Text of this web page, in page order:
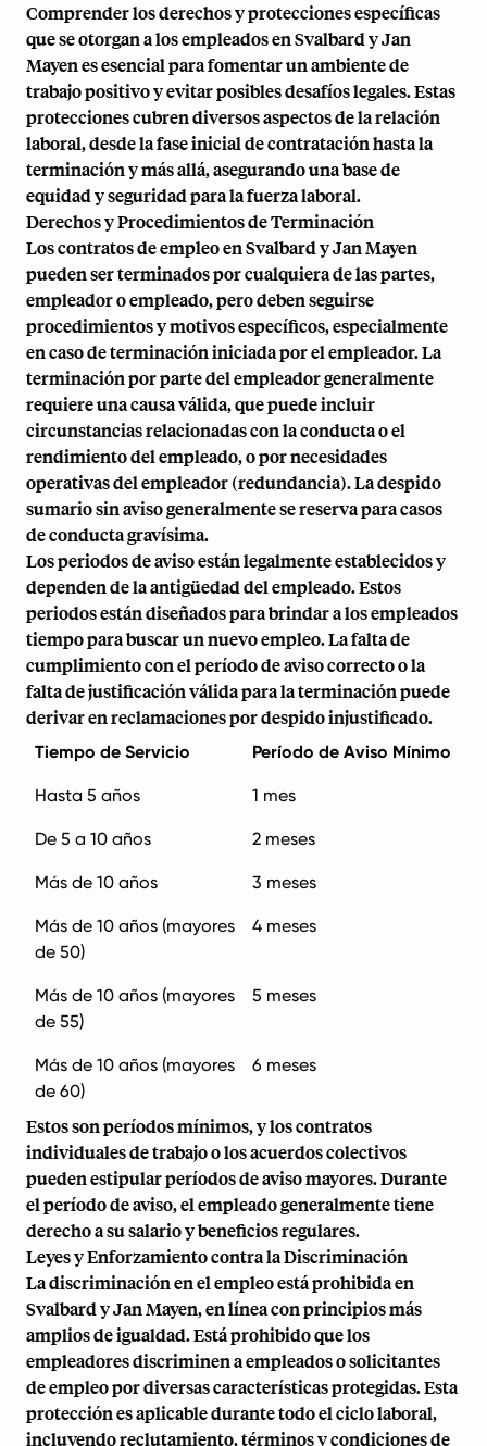
Comprender los derechos y protecciones específicas
que se otorgan a los empleados en Svalbard y Jan
Mayen es esencial para fomentar un ambiente de
trabajo positivo y evitar posibles desafíos legales. Estas
protecciones cubren diversos aspectos de la relación
laboral, desde la fase inicial de contratación hasta la
terminación y más allá, asegurando una base de
equidad y seguridad para la fuerza laboral.
Derechos y Procedimientos de Terminación
Los contratos de empleo en Svalbard y Jan Mayen
pueden ser terminados por cualquiera de las partes,
empleador o empleado, pero deben seguirse
procedimientos y motivos específicos, especialmente
en caso de terminación iniciada por el empleador. La
terminación por parte del empleador generalmente
requiere una causa válida, que puede incluir
circunstancias relacionadas con la conducta o el
rendimiento del empleado, o por necesidades
operativas del empleador (redundancia). La despido
sumario sin aviso generalmente se reserva para casos
de conducta gravísima.
Los periodos de aviso están legalmente establecidos y
dependen de la antigüedad del empleado. Estos
periodos están diseñados para brindar a los empleados
tiempo para buscar un nuevo empleo. La falta de
cumplimiento con el período de aviso correcto o la
falta de justificación válida para la terminación puede
derivar en reclamaciones pordespido injustificado.
Tiempo de Servicio Período de Aviso Mínimo
Hasta 5 años 1 mes
De 5 a 10 años 2 meses
Más de 10 años 3 meses
Más de 10 años (mayores
de 50)
4 meses
Más de 10 años (mayores
de 55)
5 meses
Más de 10 años (mayores
de 60)
6 meses
Estos son períodos mínimos, y los contratos
individuales de trabajo o los acuerdos colectivos
pueden estipular períodos de aviso mayores. Durante
el período de aviso, el empleado generalmente tiene
derecho a su salario y beneficios regulares.
Leyes y Enforzamiento contra la Discriminación
La discriminación en el empleo está prohibida en
Svalbard y Jan Mayen, en línea con principios más
amplios de igualdad. Está prohibido que los
empleadores discriminen a empleados o solicitantes
de empleo por diversas características protegidas. Esta
protección es aplicable durante todo el ciclo laboral,
incluyendo reclutamiento, términos y condiciones de